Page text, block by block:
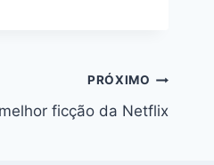
PRÓXIMO
ficção da Netflix